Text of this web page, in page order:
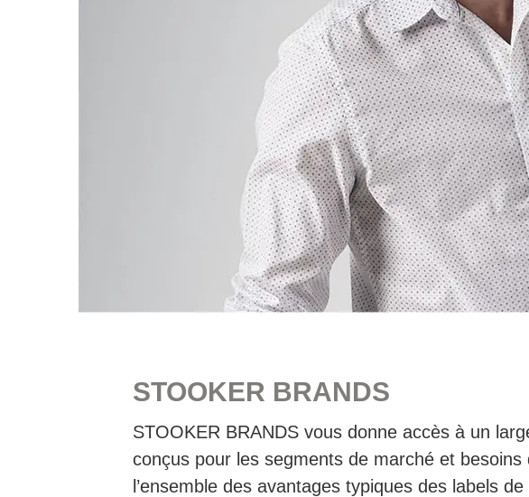
STOOKER BRANDS
STOOKER BRANDS vous donne accès à un
conçus pour les segments de marché et
l’ensemble des avantages typiques des labels